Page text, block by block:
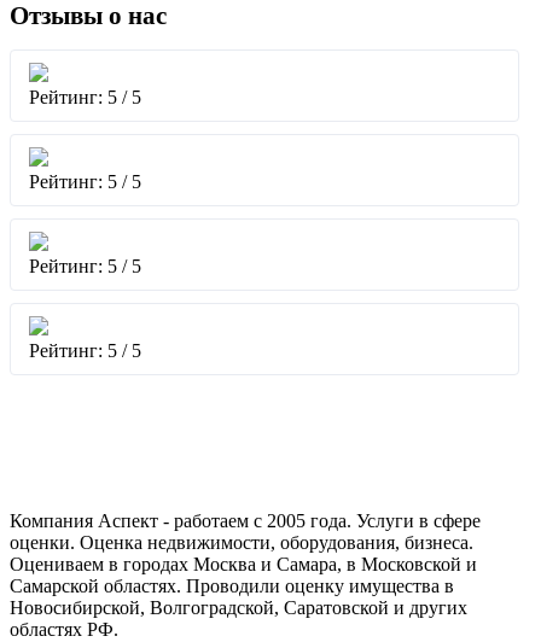
Отзывы о нас
Рейтинг: 5 / 5
Рейтинг: 5 / 5
Рейтинг: 5 / 5
Рейтинг: 5 / 5
Компания Аспект - работаем с 2005 года. Услуги в сфере
оценки. Оценка недвижимости, оборудования, бизнеса.
Оцениваем в городах Москва и Самара, в Московской и
Самарской областях. Проводили оценку имущества в
Новосибирской, Волгоградской, Саратовской и других
областях РФ.